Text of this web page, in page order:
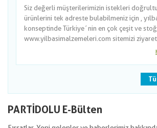
Siz değerli müşterilerimizin istekleri
ürünlerini tek adreste bulabilmeniz için ,
konseptinde Türkiye´nin en çok çeşit ve
www.yilbasimalzemeleri.com sitemizi
PARTİDOLU E-Bülten